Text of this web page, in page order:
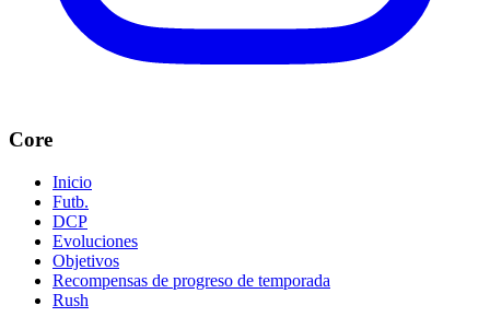
Core
Inicio
Futb.
DCP
Evoluciones
Objetivos
Recompensas de progreso de temporada
Rush